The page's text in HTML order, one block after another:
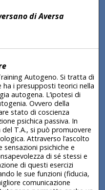
di Aversa
Autogeno. Si tratta di
i presupposti teorici nella
autogena. L’ipotesi di
Ovvero della
stato di coscienza
psichica passiva. In
T.A., si può promuovere
Attraverso l’ascolto
psichiche e
di sé stessi e
di questi esercizi
le sue funzioni (fiducia,
comunicazione